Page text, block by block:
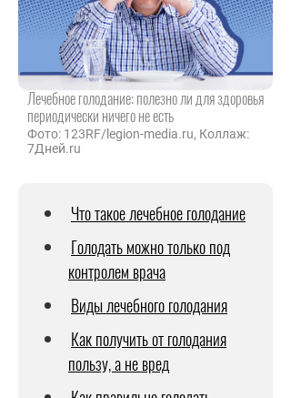
Лечебное голодание: полезно ли для здоровья
периодически ничего не есть
Фото: 123RF/legion-media.ru, Коллаж:
7Дней.ru
Что такое лечебное голодание
Голодать можно только под
контролем врача
Виды лечебного голодания
Как получить от голодания
пользу, а не вред